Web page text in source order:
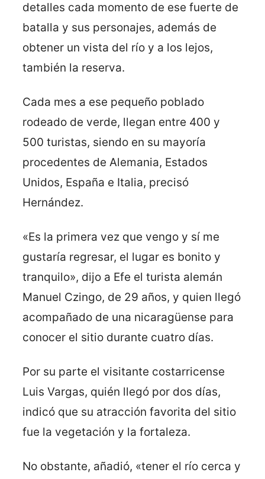
detalles cada momento de ese fuerte de
batalla y sus personajes, además de
obtener un vista del río y a los lejos,
también la reserva.
Cada mes a ese pequeño poblado
rodeado de verde, llegan entre 400 y
500 turistas, siendo en su mayoría
procedentes de Alemania, Estados
Unidos, España e Italia, precisó
Hernández.
«Es la primera vez que vengo y sí me
gustaría regresar, el lugar es bonito y
tranquilo», dijo a Efe el turista alemán
Manuel Czingo, de 29 años, y quien llegó
acompañado de una nicaragüense para
conocer el sitio durante cuatro días.
Por su parte el visitante costarricense
Luis Vargas, quién llegó por dos días,
indicó que su atracción favorita del sitio
fue la vegetación y la fortaleza.
No obstante, añadió, «tener el río cerca y